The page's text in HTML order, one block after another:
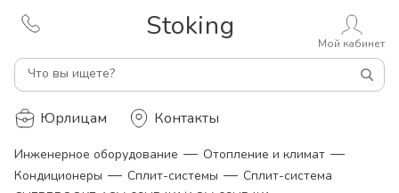
Stoking
Что вы ищете?
Мой кабинет
Юрлицам Контакты
Инженерное оборудование — Отопление и климат —
Кондиционеры — Сплит-системы — Сплит-система